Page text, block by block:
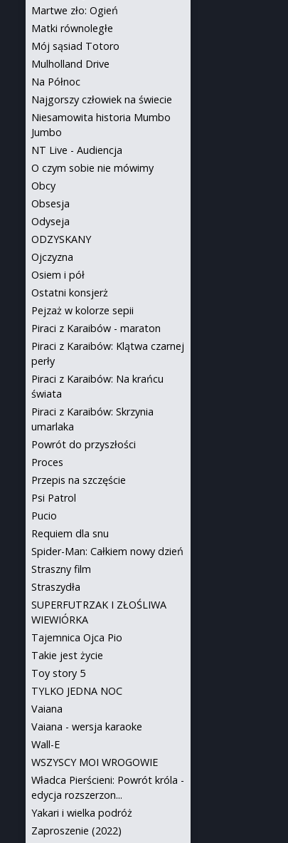
Martwe zło: Ogień
Matki równoległe
Mój sąsiad Totoro
Mulholland Drive
Na Północ
Najgorszy człowiek na świecie
Niesamowita historia Mumbo
Jumbo
NT Live - Audiencja
O czym sobie nie mówimy
Obcy
Obsesja
Odyseja
ODZYSKANY
Ojczyzna
Osiem i pół
Ostatni konsjerż
Pejzaż w kolorze sepii
Piraci z Karaibów - maraton
Piraci z Karaibów: Klątwa czarnej
perły
Piraci z Karaibów: Na krańcu
świata
Piraci z Karaibów: Skrzynia
umarlaka
Powrót do przyszłości
Proces
Przepis na szczęście
Psi Patrol
Pucio
Requiem dla snu
Spider-Man: Całkiem nowy dzień
Straszny film
Straszydła
SUPERFUTRZAK I ZŁOŚLIWA
WIEWIÓRKA
Tajemnica Ojca Pio
Takie jest życie
Toy story 5
TYLKO JEDNA NOC
Vaiana
Vaiana - wersja karaoke
Wall-E
WSZYSCY MOI WROGOWIE
Władca Pierścieni: Powrót króla -
edycja rozszerzon...
Yakari i wielka podróż
Zaproszenie (2022)